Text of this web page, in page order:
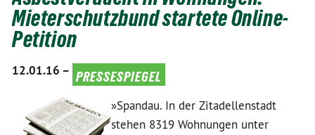
Mieterschutzbund startete Online-
Petition
12.01.16 – pressespiegel
»Spandau. In der Zitadellenstadt
stehen 8319 Wohnungen unter